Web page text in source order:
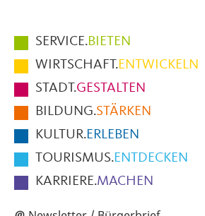
Hauptmenüpunkte
im
Fußbereich
der
Seite
SERVICE.BIETEN
WIRTSCHAFT.ENTWICKELN
STADT.GESTALTEN
BILDUNG.STÄRKEN
KULTUR.ERLEBEN
TOURISMUS.ENTDECKEN
KARRIERE.MACHEN